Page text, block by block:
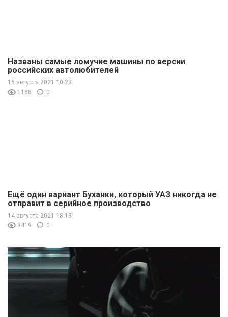
Названы самые ломучие машины по версии
российских автолюбителей
16 августа 2021 10:23
1168
0
Ещё один вариант Буханки, который УАЗ никогда не
отправит в серийное производство
14 августа 2021 18:13
3419
0